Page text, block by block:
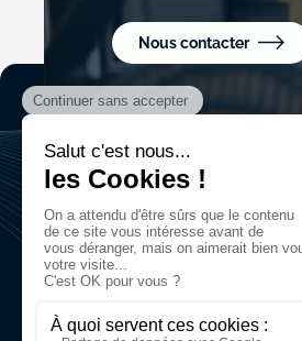
Nous contacter
AUTOCAR
&EMPLOI